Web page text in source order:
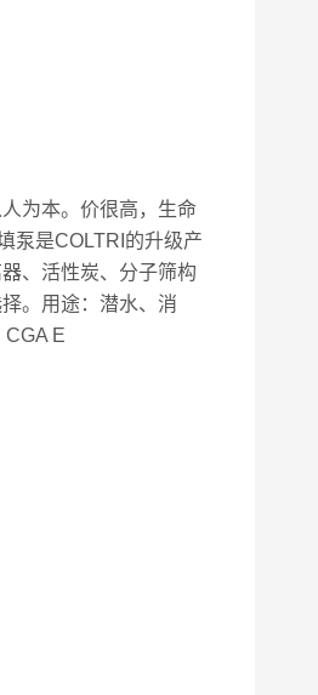
为本。价很高，生命
泵是COLTRI的升级产
、活性炭、分子筛构
。用途：潜水、消
E